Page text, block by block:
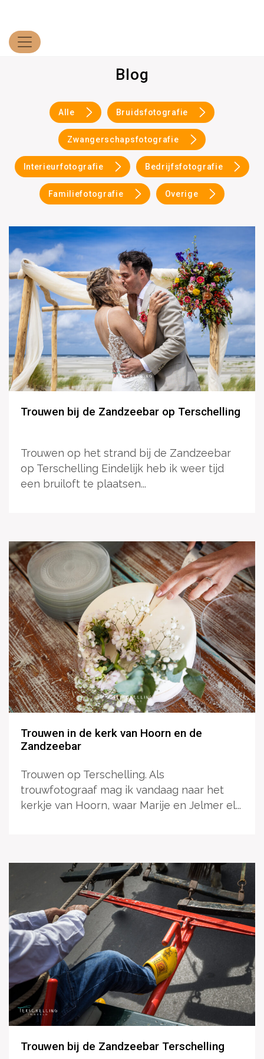
Blog
Alle Bruidsfotografie
Zwangerschapsfotografie
Interieurfotografie Bedrijfsfotografie
Familiefotografie Overige
Trouwen bij de Zandzeebar op Terschelling
Trouwen op het strand bij de Zandzeebar
op Terschelling Eindelijk heb ik weer tijd
een bruiloft te plaatsen...
Trouwen in de kerk van Hoorn en de
Zandzeebar
Trouwen op Terschelling. Als
trouwfotograaf mag ik vandaag naar het
kerkje van Hoorn, waar Marije en Jelmer el...
Trouwen bij de Zandzeebar Terschelling